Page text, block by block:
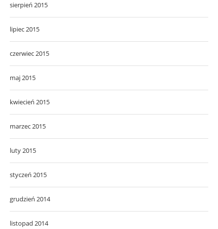
sierpień 2015
lipiec 2015
czerwiec 2015
maj 2015
kwiecień 2015
marzec 2015
luty 2015
styczeń 2015
grudzień 2014
listopad 2014